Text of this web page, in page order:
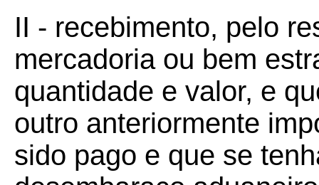
II - recebimento, pelo
mercadoria ou bem
quantidade e valor, e
outro anteriormente
sido pago e que se